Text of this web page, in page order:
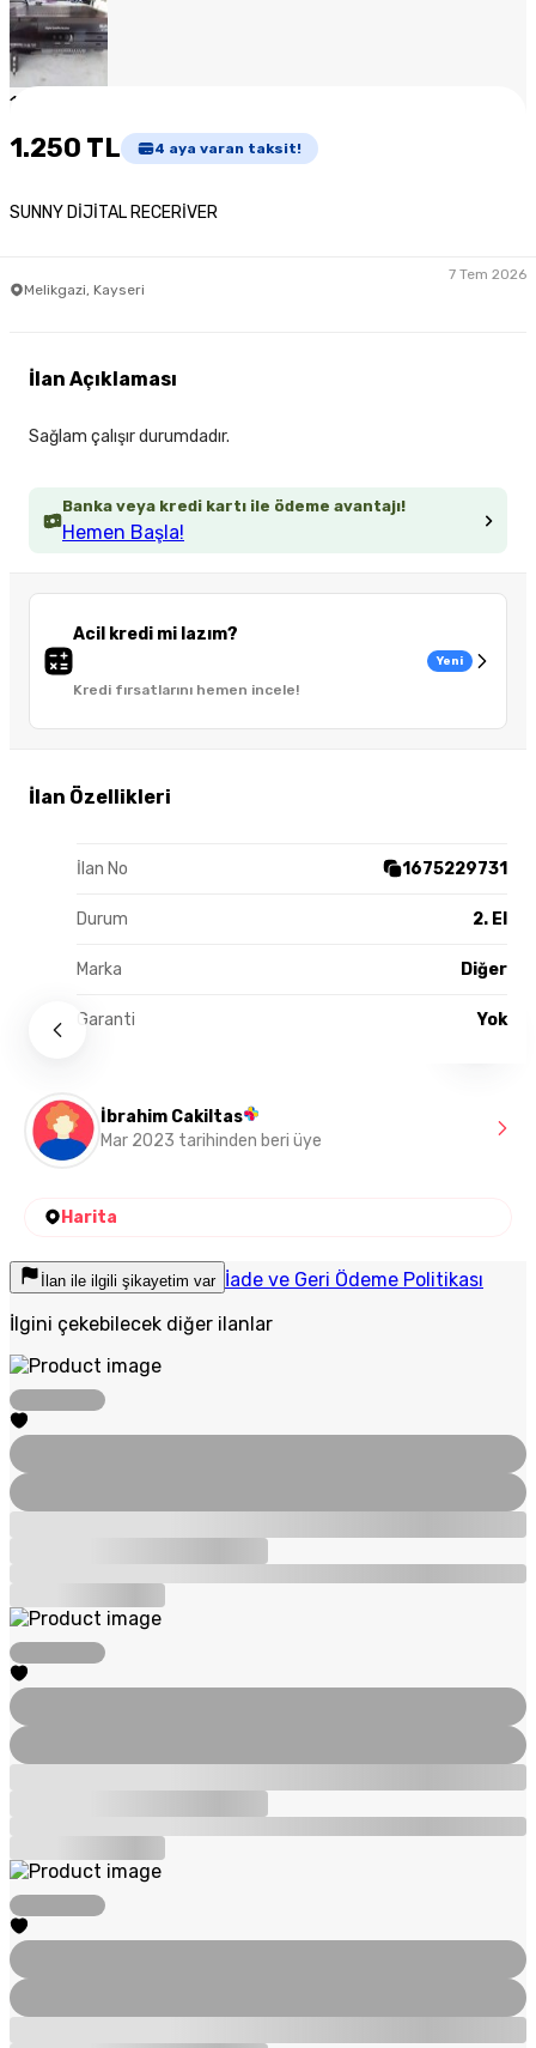
1
1.250 TL 4 aya varan taksit!
SUNNY DİJİTAL RECERİVER
Melikgazi, Kayseri
7 Tem 2026
Banka veya kredi kartı ile ödeme avantajı!
Hemen Başla!
Acil kredi mi lazım?
Kredi fırsatlarını hemen incele!
Yeni
İlan Özellikleri
İlan No 1675229731
Durum 2. El
Marka Diğer
Garanti Yok
İlan Açıklaması
Sağlam çalışır durumdadır.
İbrahim Cakiltas
Mar 2023 tarihinden beri üye
Harita
İlan ile ilgili şikayetim var İade ve Geri Ödeme Politikası
İlgini çekebilecek diğer ilanlar